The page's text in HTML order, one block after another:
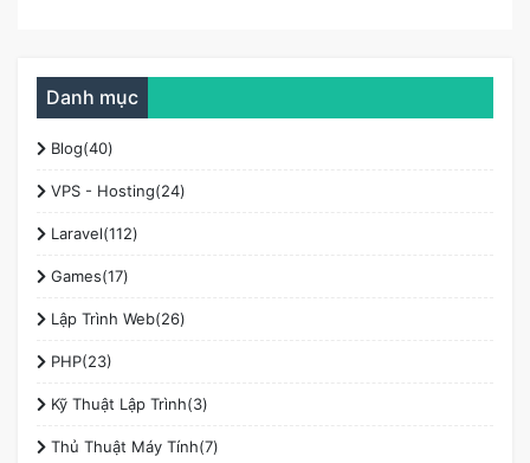
Danh mục
Blog(40)
VPS - Hosting(24)
Laravel(112)
Games(17)
Lập Trình Web(26)
PHP(23)
Kỹ Thuật Lập Trình(3)
Thủ Thuật Máy Tính(7)